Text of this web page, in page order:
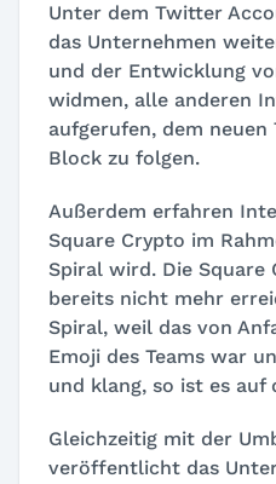
Unter dem Twitter
das Unternehmen
und der Entwicklung
widmen, alle anderen
aufgerufen, dem
Block zu folgen.
Außerdem erfahren
Square Crypto im
Spiral wird. Die Square
bereits nicht mehr
Spiral, weil das von
Emoji des Teams war
und klang, so ist es auf
Gleichzeitig mit der
veröffentlicht das